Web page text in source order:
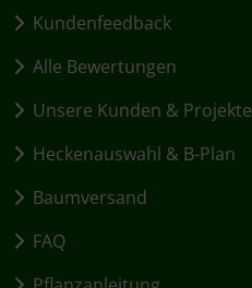
Kundenfeedback
Alle Bewertungen
Unsere Kunden & Projekte
Heckenauswahl & B-Plan
Baumversand
FAQ